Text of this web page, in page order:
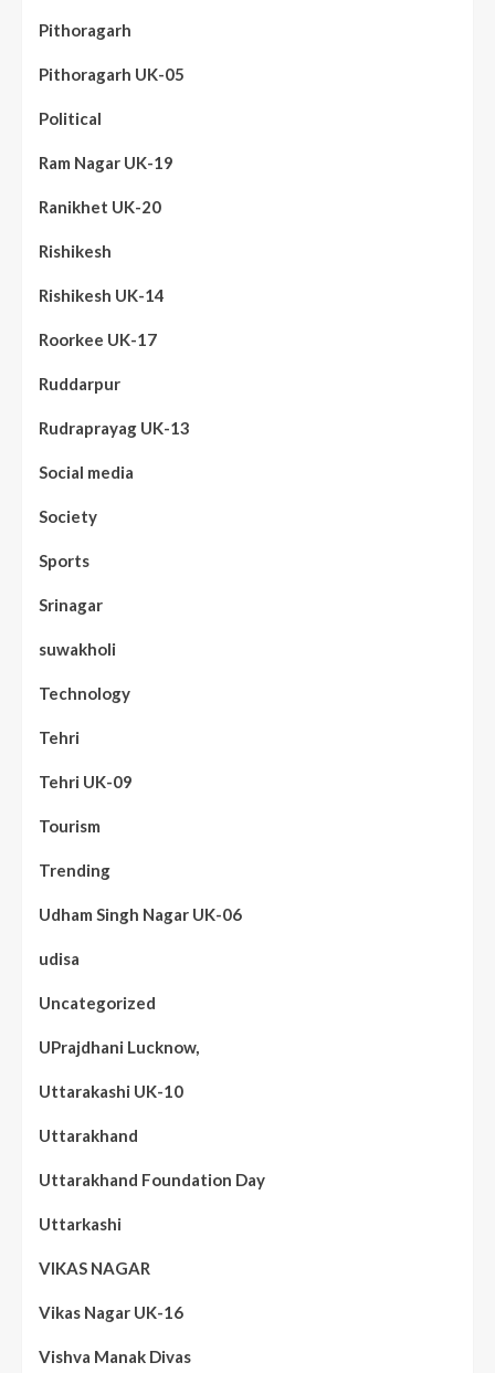
Pithoragarh
Pithoragarh UK-05
Political
Ram Nagar UK-19
Ranikhet UK-20
Rishikesh
Rishikesh UK-14
Roorkee UK-17
Ruddarpur
Rudraprayag UK-13
Social media
Society
Sports
Srinagar
suwakholi
Technology
Tehri
Tehri UK-09
Tourism
Trending
Udham Singh Nagar UK-06
udisa
Uncategorized
UPrajdhani Lucknow,
Uttarakashi UK-10
Uttarakhand
Uttarakhand Foundation Day
Uttarkashi
VIKAS NAGAR
Vikas Nagar UK-16
Vishva Manak Divas